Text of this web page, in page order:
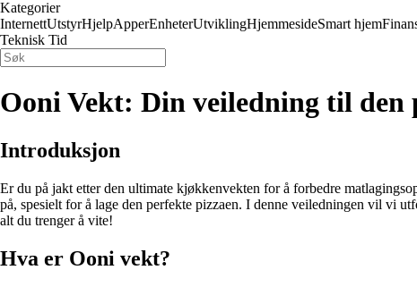
Kategorier
InternettUtstyrHjelpApperEnheterUtviklingHjemmesideSmart hjem
Teknisk Tid
Ooni Vekt: Din veiledning til
Introduksjon
Er du på jakt etter den ultimate kjøkkenvekten for å forbedre
på, spesielt for å lage den perfekte pizzaen. I denne veiledningen vil vi
alt du trenger å vite!
Hva er Ooni vekt?